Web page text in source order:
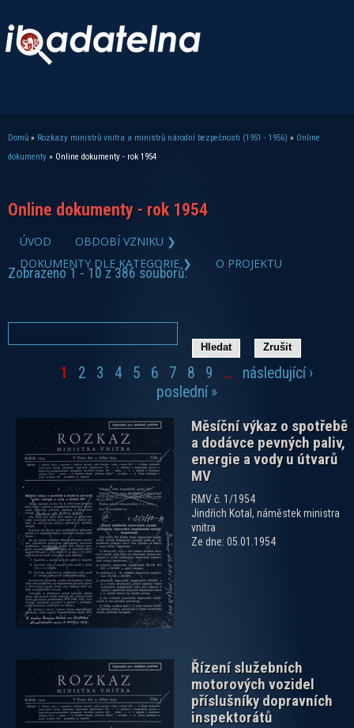
Jste zde
Domů » Rozkazy ministrů vnitra a ministrů národní bezpečnosti (1951 - 1956) » Online
dokumenty » Online dokumenty - rok 1954
Online dokumenty - rok 1954
ÚVOD
OBDOBÍ VZNIKU ❯
DOKUMENTY DLE KATEGORIE ❯
O PROJEKTU
Zobrazeno 1 - 10 z 386 souborů.
1 2 3 4 5 6 7 8 9 …
následující ›
poslední »
Měsíční výkaz o spotřebě
a dodávce pevných paliv,
energie a vody u útvarů
MV
RMV č. 1/1954
Jindřich Kotal, náměstek ministra
vnitra
Ze dne: 05.01.1954
Řízení služebních
motorových vozidel
příslušníky dopravních
inspektorátů
zobrazit PDF dokument